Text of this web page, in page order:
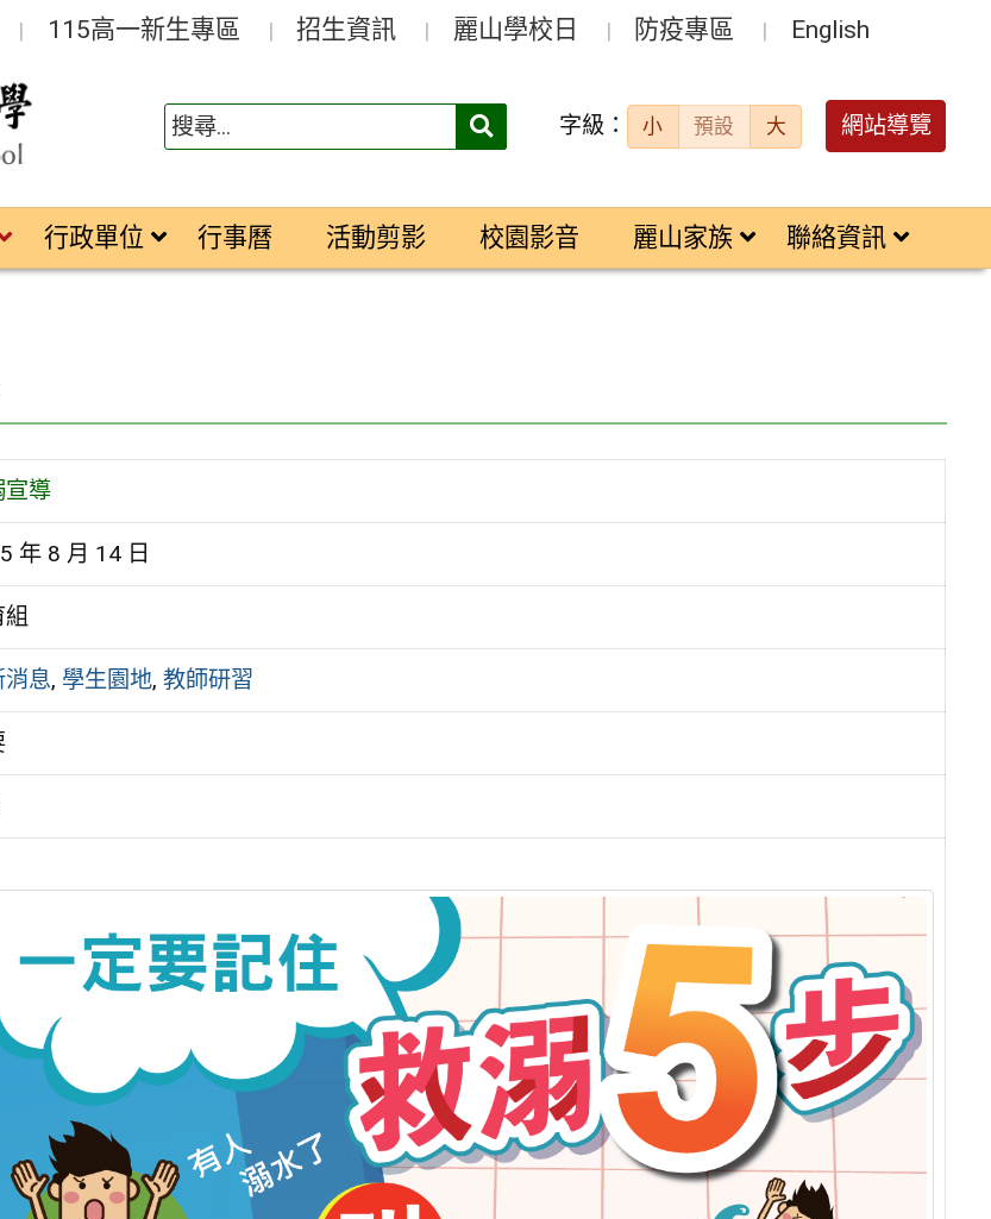
115高一新生專區 招生資訊 麗山學校日 防疫專區 English
搜
字級： 小 預設 大 網站導覽
行政單位 行事曆 活動剪影 校園影音 麗山家族 聯絡資訊
宣導
年 8 月 14 日
消息, 學生園地, 教師研習